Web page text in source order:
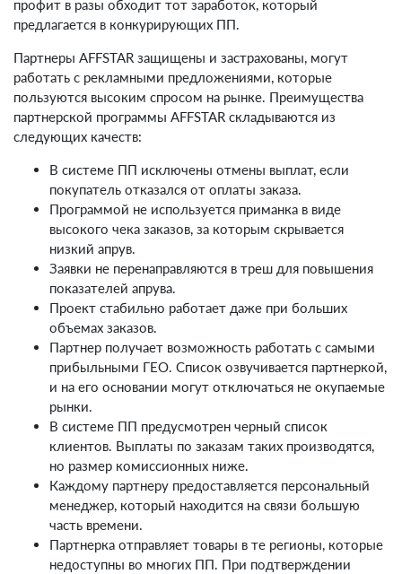
профит в разы обходит тот заработок, который
предлагается в конкурирующих ПП.
Партнеры AFFSTAR защищены и застрахованы, могут
работать с рекламными предложениями, которые
пользуются высоким спросом на рынке. Преимущества
партнерской программы AFFSTAR складываются из
следующих качеств:
В системе ПП исключены отмены выплат, если
покупатель отказался от оплаты заказа.
Программой не используется приманка в виде
высокого чека заказов, за которым скрывается
низкий апрув.
Заявки не перенаправляются в треш для повышения
показателей апрува.
Проект стабильно работает даже при больших
объемах заказов.
Партнер получает возможность работать с самыми
прибыльными ГЕО. Список озвучивается партнеркой,
и на его основании могут отключаться не окупаемые
рынки.
В системе ПП предусмотрен черный список
клиентов. Выплаты по заказам таких производятся,
но размер комиссионных ниже.
Каждому партнеру предоставляется персональный
менеджер, который находится на связи большую
часть времени.
Партнерка отправляет товары в те регионы, которые
недоступны во многих ПП. При подтверждении